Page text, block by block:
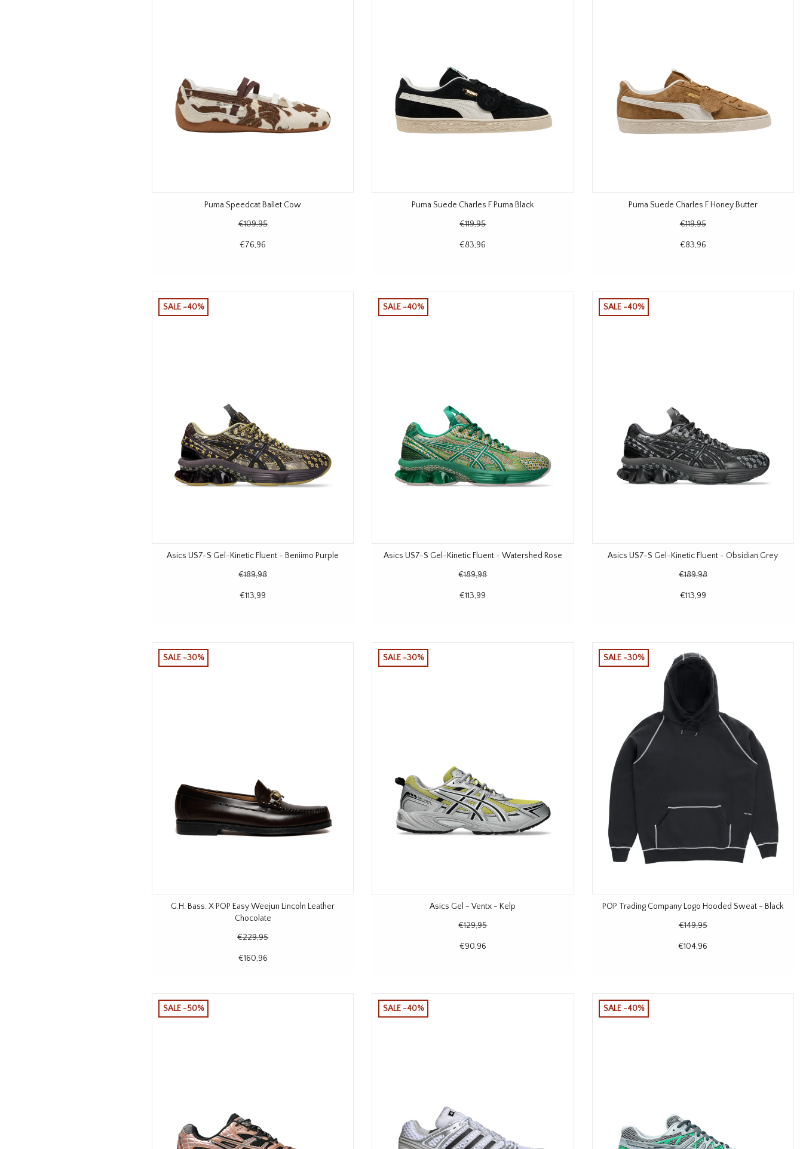
Puma Speedcat Ballet Cow
€109,95
€76,96
Puma Suede Charles F Puma Black
€119,95
€83,96
Puma Suede Charles F Honey Butter
€119,95
€83,96
SALE -40%
Asics US7-S Gel-Kinetic Fluent - Beniimo Purple
€189,98
€113,99
SALE -40%
Asics US7-S Gel-Kinetic Fluent - Watershed Rose
€189,98
€113,99
SALE -40%
Asics US7-S Gel-Kinetic Fluent - Obsidian Grey
€189,98
€113,99
SALE -30%
G.H. Bass. X POP Easy Weejun Lincoln Leather
Chocolate
€229,95
€160,96
SALE -30%
Asics Gel - Ventx - Kelp
€129,95
€90,96
SALE -30%
POP Trading Company Logo Hooded Sweat - Black
€149,95
€104,96
SALE -50% SALE -40% SALE -40%